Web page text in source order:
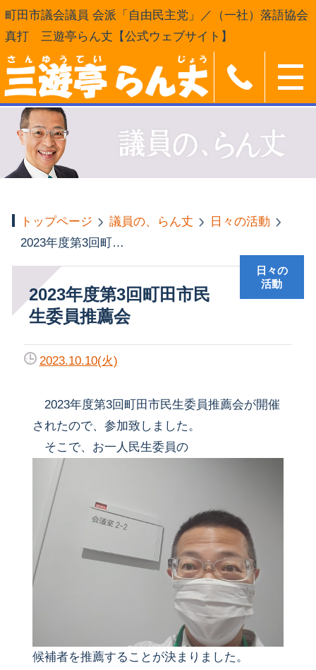
町田市議会議員 会派「自由民主党」／（一社）落語協会
真打 三遊亭らん丈【公式ウェブサイト】
トップページ 議員の、らん丈
日々の活動
2023年度第3回町田市民生委員推薦会
2023年度第3回町田市民
生委員推薦会
日々の
活動
2023.10.10(火)
2023年度第3回町田市民生委員推薦会が開催
されたので、参加致しました。
そこで、お一人民生委員の
候補者を推薦することが決まりました。